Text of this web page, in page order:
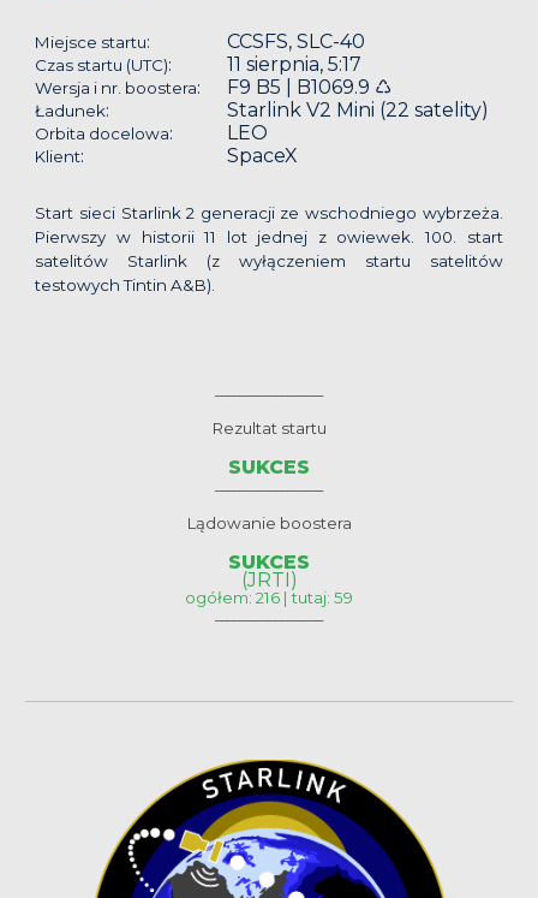
Miejsce startu: CCSFS, SLC-40
Czas startu (UTC): 11 sierpnia, 5:17
Wersja i nr. boostera: F9 B5 | B1069.9 ♺
Ładunek: Starlink V2 Mini (22 satelity)
Orbita docelowa: LEO
Klient: SpaceX
Start sieci Starlink 2 generacji ze wschodniego wybrzeża.
Pierwszy w historii 11 lot jednej z owiewek. 100. start
satelitów Starlink (z wyłączeniem startu satelitów
testowych Tintin A&B).
Rezultat startu
SUKCES
Lądowanie boostera
SUKCES
(JRTI)
ogółem: 216 | tutaj: 59